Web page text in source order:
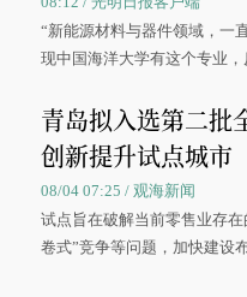
“新能源材料与器件领域，一
现中国海洋大学有这个专业
大学材料科学与工程学院材
青岛拟入选第二批
创新提升试点城市
08/04 07:25 / 观海新闻
试点旨在破解当前零售业存
卷式”竞争等问题，加快建设